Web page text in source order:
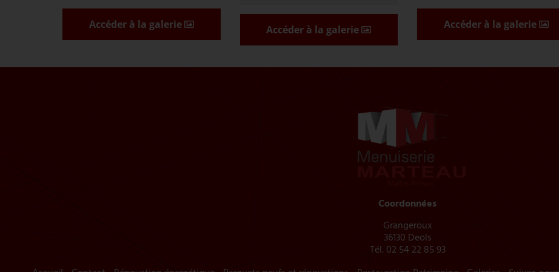
Accéder à la galerie Accéder à la galerie Accéder à la galerie
Coordonnées
Grangeroux
36130 Deols
Tél. 02 54 22 85 93